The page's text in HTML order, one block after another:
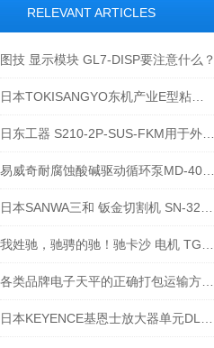
RELEVANT ARTICLES
图技 显示模块 GL7-DISP要注意什么？